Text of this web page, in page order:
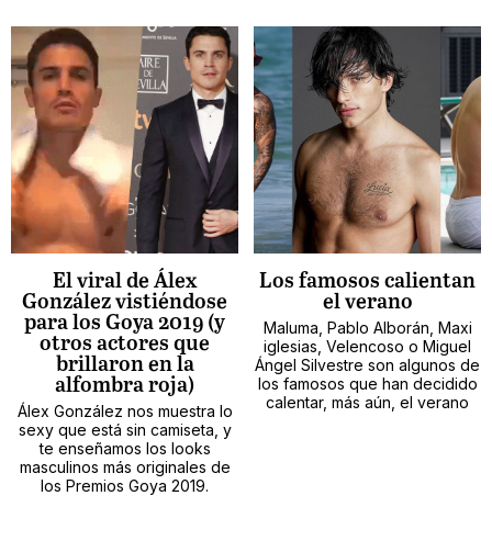
El viral de Álex
González vistiéndose
para los Goya 2019 (y
otros actores que
brillaron en la
alfombra roja)
Álex González nos muestra lo
sexy que está sin camiseta, y
te enseñamos los looks
masculinos más originales de
los Premios Goya 2019.
Los famosos calientan
el verano
Maluma, Pablo Alborán, Maxi
iglesias, Velencoso o Miguel
Ángel Silvestre son algunos de
los famosos que han decidido
calentar, más aún, el verano